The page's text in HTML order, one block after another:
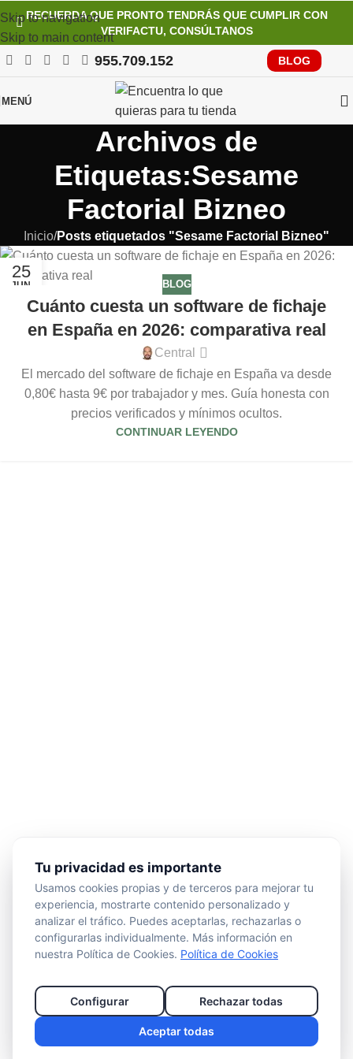
Skip to navigation
Skip to main content
RECUERDA QUE PRONTO TENDRÁS QUE CUMPLIR CON
VERIFACTU, CONSÚLTANOS
955.709.152 BLOG
MENÚ
Archivos de
Etiquetas:Sesame
Factorial Bizneo
Inicio/Posts etiquetados "Sesame Factorial Bizneo"
25
JUN BLOG
Cuánto cuesta un software de fichaje
en España en 2026: comparativa real
Central
El mercado del software de fichaje en España va desde
0,80€ hasta 9€ por trabajador y mes. Guía honesta con
precios verificados y mínimos ocultos.
CONTINUAR LEYENDO
Tu privacidad es importante
Usamos cookies propias y de terceros para mejorar tu
experiencia, mostrarte contenido personalizado y
analizar el tráfico. Puedes aceptarlas, rechazarlas o
configurarlas individualmente. Más información en
nuestra Política de Cookies. Política de Cookies
Configurar Rechazar todas
Aceptar todas